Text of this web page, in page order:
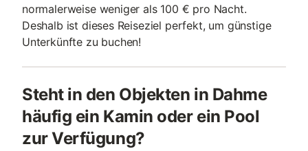
normalerweise weniger als 100 € pro Nacht.
Deshalb ist dieses Reiseziel perfekt, um günstige
Unterkünfte zu buchen!
Steht in den Objekten in Dahme
häufig ein Kamin oder ein Pool
zur Verfügung?